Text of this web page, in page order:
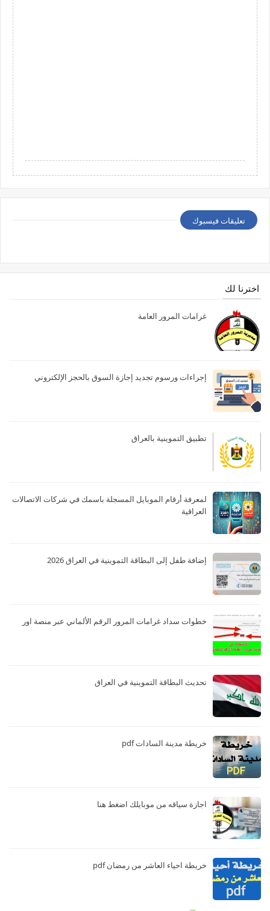
تعليقات فيسبوك
اخترنا لك
غرامات المرور العامة
إجراءات ورسوم تجديد إجازة السوق بالحجز الإلكتروني
تطبيق التموينية بالعراق
لمعرفة أرقام الموبايل المسجلة باسمك في شركات الاتصالات
العراقية
إضافة طفل إلى البطاقة التموينية في العراق 2026
خطوات سداد غرامات المرور الرقم الألماني عبر منصة اور
تحديث البطاقة التموينية في العراق
خريطة مدينة السادات pdf
اجازة سياقه من موبايلك اضغط هنا
خريطة احياء العاشر من رمضان pdf